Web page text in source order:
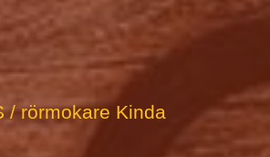
/ rörmokare Kinda